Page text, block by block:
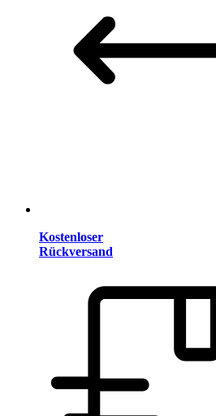
Kostenloser
Rückversand